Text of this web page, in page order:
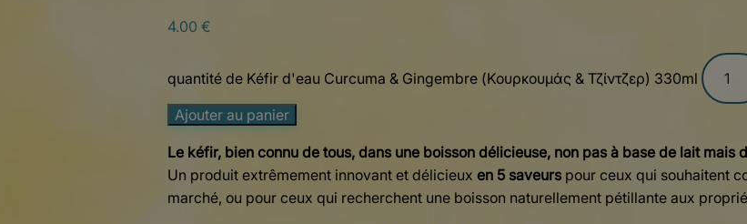
4.00 €
quantité de Kéfir d'eau Curcuma & Gingembre (Κουρκουμάς & Τζίντζερ) 330ml
Ajouter au panier
Le kéfir, bien connu de tous, dans une boisson délicieuse, non pas à base de lait mais
Un produit extrêmement innovant et délicieux en 5 saveurs pour ceux qui souhaitent
marché, ou pour ceux qui recherchent une boisson naturellement pétillante aux